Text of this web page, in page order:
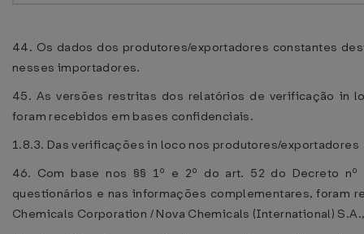
44. Os dados dos produtores/exportadores constantes
nesses importadores.
45. As versões restritas dos relatórios de verificação in
foram recebidos em bases confidenciais.
1.8.3. Das verificações in loco nos produtores/exportadores
46. Com base nos §§ 1º e 2º do art. 52 do Decreto
questionários e nas informações complementares, foram
Chemicals Corporation / Nova Chemicals (International)